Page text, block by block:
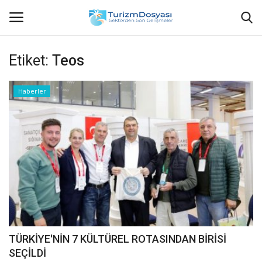
Anasayfa
Bize Ulaşın
Künye
Halil ÖNCÜ kimdir?
KVKK Aydınlatma Metni
Haberler
Görüntülü
Etiket: Teos
Haberler
TÜRKİYE'NİN 7 KÜLTÜREL ROTASINDAN BİRİSİ
SEÇİLDİ